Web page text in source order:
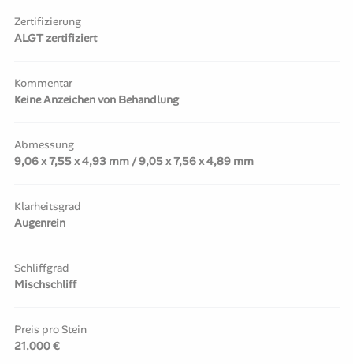
Zertifizierung
ALGT zertifiziert
Kommentar
Keine Anzeichen von Behandlung
Abmessung
9,06 x 7,55 x 4,93 mm / 9,05 x 7,56 x 4,89 mm
Klarheitsgrad
Augenrein
Schliffgrad
Mischschliff
Preis pro Stein
21.000 €